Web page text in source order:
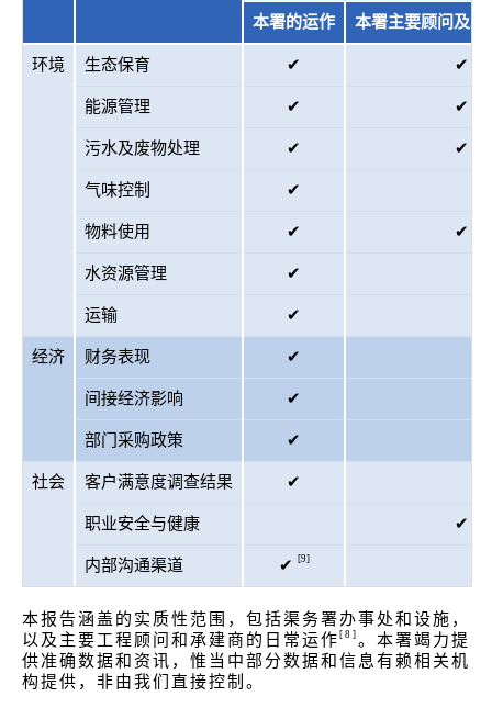
本署的运作 本署主要顾问及承
环境 生态保育 ✔ ✔
能源管理 ✔ ✔
污水及废物处理 ✔ ✔
气味控制 ✔
物料使用 ✔ ✔
水资源管理 ✔
运输 ✔
经济 财务表现 ✔
间接经济影响 ✔
部门采购政策 ✔
社会 客户满意度调查结果 ✔
职业安全与健康 ✔
内部沟通渠道 ✔ [9]
本报告涵盖的实质性范围，包括渠务署办事处和设施，
以及主要工程顾问和承建商的日常运作 [8] 。本署竭力提
供准确数据和资讯，惟当中部分数据和信息有赖相关机
构提供，非由我们直接控制。